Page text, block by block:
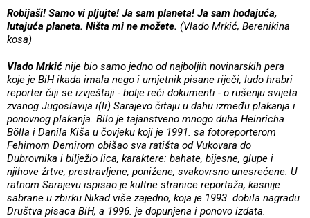
Robijaši! Samo vi pljujte! Ja sam planeta! Ja sam hodajuća,
lutajuća planeta. Ništa mi ne možete. (Vlado Mrkić, Berenikina
kosa)
Vlado Mrkić nije bio samo jedno od najboljih novinarskih pera
koje je BiH ikada imala nego i umjetnik pisane riječi, ludo hrabri
reporter čiji se izvještaji - bolje reći dokumenti - o rušenju svijeta
zvanog Jugoslavija i(li) Sarajevo čitaju u dahu između plakanja i
ponovnog plakanja. Bilo je tajanstveno mnogo duha Heinricha
Bölla i Danila Kiša u čovjeku koji je 1991. sa fotoreporterom
Fehimom Demirom obišao sva ratišta od Vukovara do
Dubrovnika i bilježio lica, karaktere: bahate, bijesne, glupe i
njihove žrtve, prestravljene, ponižene, svakovrsno unesrećene. U
ratnom Sarajevu ispisao je kultne stranice reportaža, kasnije
sabrane u zbirku Nikad više zajedno, koja je 1993. dobila nagradu
Društva pisaca BiH, a 1996. je dopunjena i ponovo izdata.